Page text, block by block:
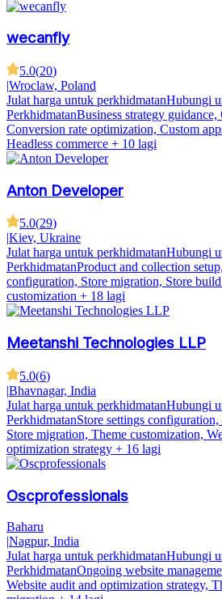
wecanfly
5.0(20)
|Wroclaw, Poland
Julat harga untuk perkhidmatanHubungi
PerkhidmatanBusiness strategy
Conversion rate optimization, Custom
Headless commerce + 10 lagi
Anton Developer
5.0(29)
|Kiev, Ukraine
Julat harga untuk perkhidmatanHubungi
PerkhidmatanProduct and collection
configuration, Store migration, Store
customization + 18 lagi
Meetanshi Technologies LLP
5.0(6)
|Bhavnagar, India
Julat harga untuk perkhidmatanHubungi
PerkhidmatanStore settings
Store migration, Theme customization,
optimization strategy + 16 lagi
Oscprofessionals
Baharu
|Nagpur, India
Julat harga untuk perkhidmatanHubungi
PerkhidmatanOngoing website
Website audit and optimization strategy,